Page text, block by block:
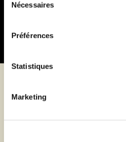
Nécessaires
Préférences
Statistiques
Marketing
Suivez-nous